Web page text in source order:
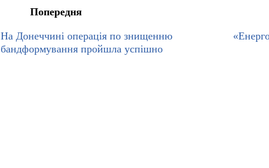
Попередня
На Донеччині операція по знищенню
бандформування пройшла успішно